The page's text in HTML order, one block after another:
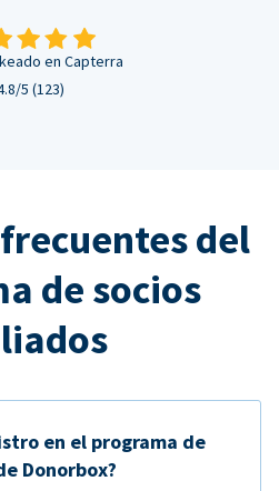
en Capterra
5 (123)
del
de socios
en el programa de
Donorbox?